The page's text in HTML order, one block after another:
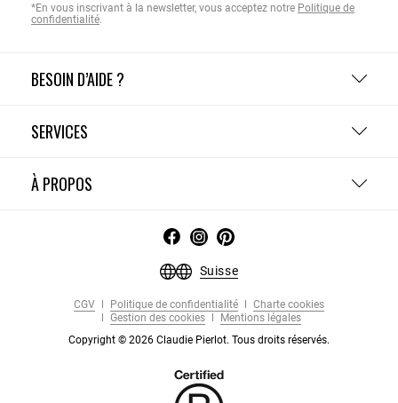
BESOIN D’AIDE ?
SERVICES
À PROPOS
*En vous inscrivant à la newsletter, vous acceptez notre Politique de
confidentialité.
Suisse
CGV Politique de confidentialité
Charte cookies
Gestion des cookies
Mentions légales
Copyright © 2026 Claudie Pierlot. Tous droits réservés.